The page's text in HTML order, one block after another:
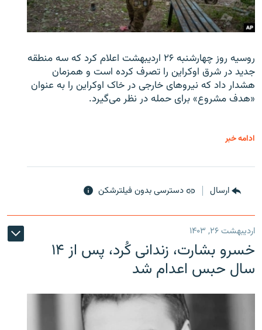
روسیه روز چهارشنبه ۲۶ اردیبهشت اعلام کرد که سه منطقه
جدید در شرق اوکراین را تصرف کرده است و همزمان
هشدار داد که نیروهای خارجی در خاک اوکراین را به عنوان
«هدف مشروع» برای حمله در نظر می‌گیرد.
ادامه خبر
ارسال دسترسی بدون فیلترشکن
اردیبهشت ۲۶, ۱۴۰۳
خسرو بشارت، زندانی کُرد، پس از ۱۴
سال حبس اعدام شد